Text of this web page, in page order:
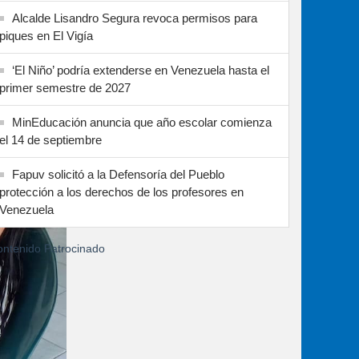
Alcalde Lisandro Segura revoca permisos para
piques en El Vigía
‘El Niño’ podría extenderse en Venezuela hasta el
primer semestre de 2027
MinEducación anuncia que año escolar comienza
el 14 de septiembre
Fapuv solicitó a la Defensoría del Pueblo
protección a los derechos de los profesores en
Venezuela
Patrocinado